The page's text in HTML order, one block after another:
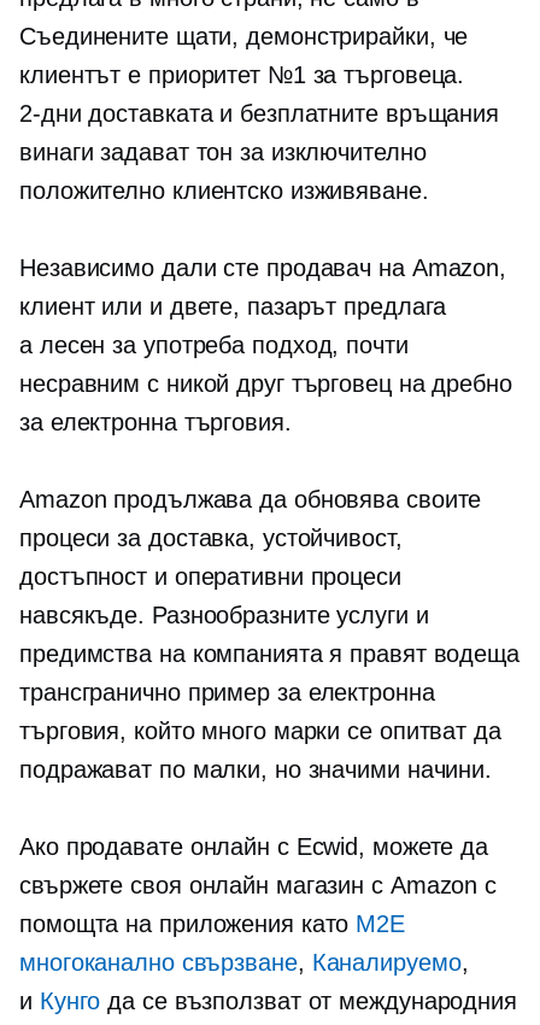
Съединените щати, демонстрирайки, че
клиентът е приоритет №1 за търговеца.
2-дни доставката и безплатните връщания
винаги задават тон за изключително
положително клиентско изживяване.
Независимо дали сте продавач на Amazon,
клиент или и двете, пазарът предлага
a лесен за употреба подход, почти
несравним с никой друг търговец на дребно
за електронна търговия.
Amazon продължава да обновява своите
процеси за доставка, устойчивост,
достъпност и оперативни процеси
навсякъде. Разнообразните услуги и
предимства на компанията я правят водеща
трансграничнопример за електронна
търговия, който много марки се опитват да
подражават по малки, но значими начини.
Ако продавате онлайн с Ecwid, можете да
свържете своя онлайн магазин с Amazon с
помощта на приложения като M2E
многоканално свързване, Каналируемо,
и Кунго да се възползват от международния